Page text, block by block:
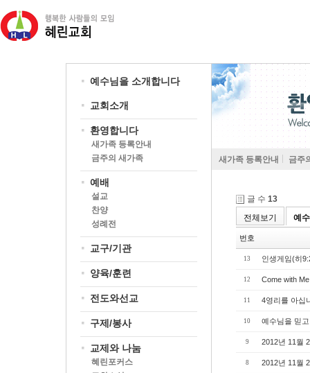
예수님을 소개합니다
교회소개
환영합니다
새가족 등록안내
금주의 새가족
예배
설교
찬양
성례전
교구/기관
양육/훈련
전도와선교
구제/봉사
교제와 나눔
혜린포커스
새가족 등록안내 금주
글 수 13
전체보기
예
번호
13 인생게임(히
12 Come with
11 4영리를 아십
10 예수님을 믿
9 2012년 11월
8 2012년 11월